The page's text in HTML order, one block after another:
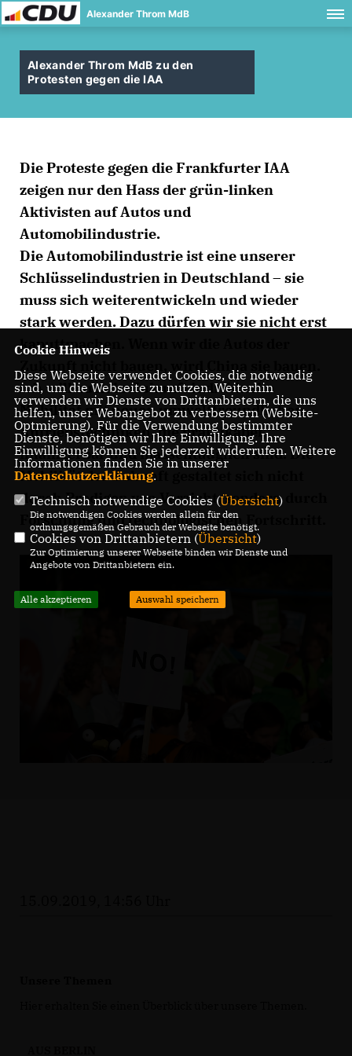
Alexander Throm MdB
Alexander Throm MdB zu den
Protesten gegen die IAA
Die Proteste gegen die Frankfurter IAA
zeigen nur den Hass der grün-linken
Aktivisten auf Autos und
Automobilindustrie.
Die Automobilindustrie ist eine unserer
Schlüsselindustrien in Deutschland – sie
muss sich weiterentwickeln und wieder
stark werden. Dazu dürfen wir sie nicht erst
kaputtmachen. Wenn wir die Autos der
Zukunft nicht bauen, wird China sie bauen.
Ich will auch in Zukunft individuelle
Mobilität mit neuen umweltfreundlichen
Antriebstechniken, die praktikabel,
finanzierbar und massentauglich sind. Die
Mobilität der Zukunft gestaltet sich nicht
durch Predigen von Verzicht, sondern durch
Forschung und technologischen Fortschritt.
Cookie Hinweis
Diese Webseite verwendet Cookies, die notwendig
sind, um die Webseite zu nutzen. Weiterhin
verwenden wir Dienste von Drittanbietern, die uns
helfen, unser Webangebot zu verbessern (Website-
Optmierung). Für die Verwendung bestimmter
Dienste, benötigen wir Ihre Einwilligung. Ihre
Einwilligung können Sie jederzeit widerrufen. Weitere
Informationen finden Sie in unserer
Datenschutzerklärung.
Technisch notwendige Cookies (Übersicht)
Die notwendigen Cookies werden allein für den
ordnungsgemäßen Gebrauch der Webseite benötigt.
Cookies von Drittanbietern (Übersicht)
Zur Optimierung unserer Webseite binden wir Dienste und
Angebote von Drittanbietern ein.
Alle akzeptieren Auswahl speichern